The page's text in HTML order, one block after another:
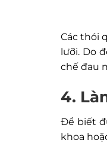
Các thói
lưỡi. Do
chế đau
4.
Để biết
khoa